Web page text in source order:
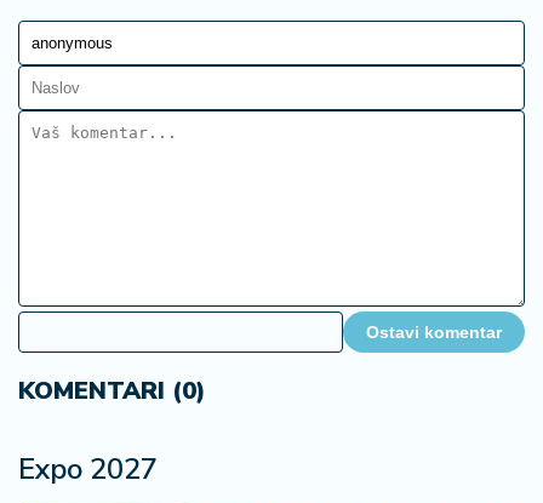
Ostavi komentar
KOMENTARI (0)
Expo 2027